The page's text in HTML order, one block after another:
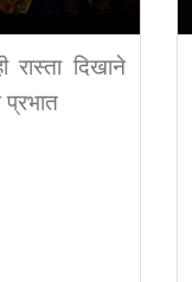
दिखाने